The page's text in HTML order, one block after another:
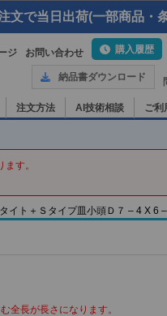
文で当日出荷(一部商品・
ジ お問い合わせ 購入履歴
納品書ダウンロード
注文方法 AI技術相談 ご利
す。
イト＋Ｓタイプ皿小頭Ｄ７ – 4 X 6
全長が長さになります。